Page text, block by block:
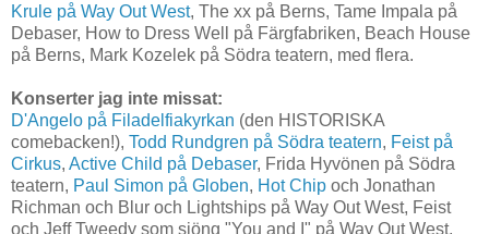
Krule på Way Out West, The xx på Berns, Tame Impala på
Debaser, How to Dress Well på Färgfabriken, Beach House
på Berns, Mark Kozelek på Södra teatern, med flera.
Konserter jag inte missat:
D'Angelo på Filadelfiakyrkan (den HISTORISKA
comebacken!), Todd Rundgren på Södra teatern, Feist på
Cirkus, Active Child på Debaser, Frida Hyvönen på Södra
teatern, Paul Simon på Globen, Hot Chip och Jonathan
Richman och Blur och Lightships på Way Out West, Feist
och Jeff Tweedy som sjöng "You and I" på Way Out West,